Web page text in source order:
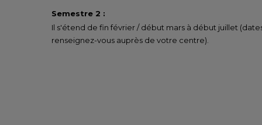
Semestre 2 :
Il s'étend de fin février / début mars à début juillet
renseignez-vous auprès de votre centre).